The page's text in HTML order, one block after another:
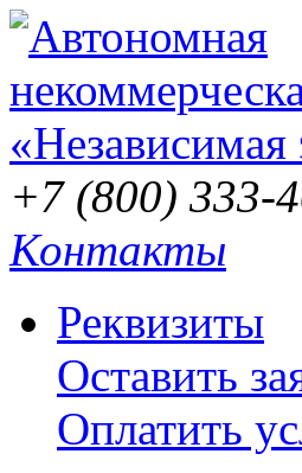
+7 (800) 333-
Контакты
Реквизиты
Оставить
Оплатить